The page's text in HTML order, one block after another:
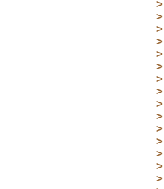
>
>
>
>
>
>
>
>
>
>
>
>
>
>
>